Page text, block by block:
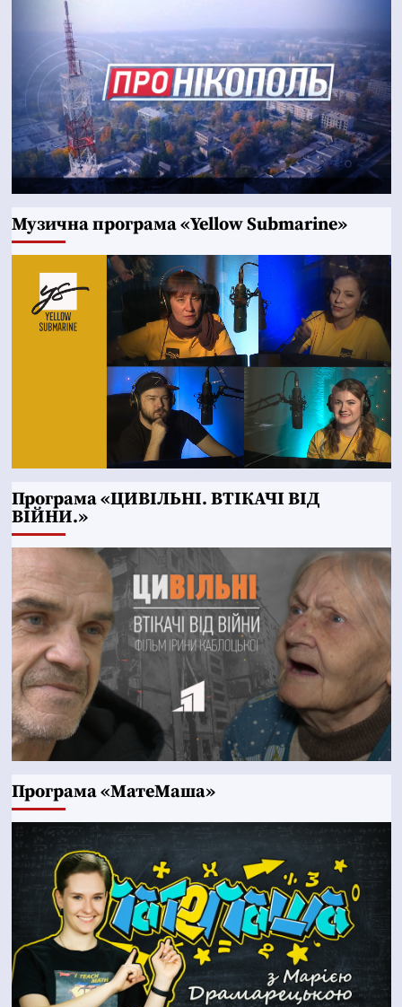
Музична програма «Yellow Submarine»
Програма «ЦИВІЛЬНІ. ВТІКАЧІ ВІД
ВІЙНИ.»
Програма «МатеМаша»